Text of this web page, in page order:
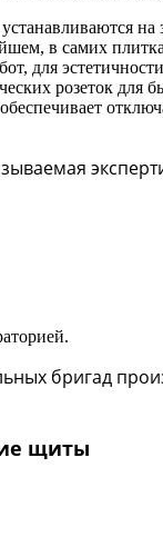
в самих
для
розеток для
бригад
щиты